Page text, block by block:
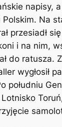
napisy, a
Na
przesiadł
i na nim,
do ratusza.
wygłosił
południu